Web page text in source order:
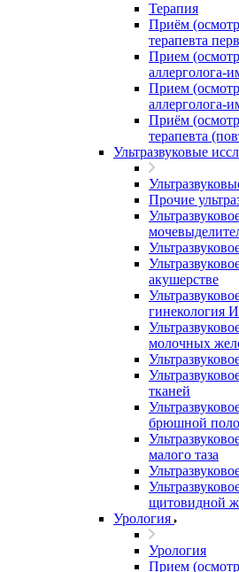
Терапия
Приём (осмотр
терапевта
Прием
аллерголога-
Прием
аллерголога-
Приём
терапевта
Ультразвуковые
Прочие
акушерстве
гинекология
молочных
тканей
брюшной
малого таза
щитовидной
Урология
Урология
Прием